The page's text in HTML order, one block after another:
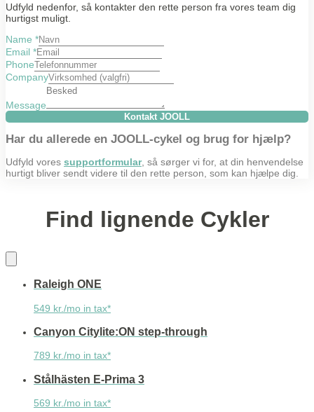
Udfyld nedenfor, så kontakter den rette person fra vores team dig
hurtigst muligt.
Name *
Email *
Phone
Company
Message
Kontakt JOOLL
Har du allerede en JOOLL-cykel og brug for hjælp?
Udfyld vores supportformular, så sørger vi for, at din henvendelse
hurtigt bliver sendt videre til den rette person, som kan hjælpe dig.
Find lignende Cykler
Raleigh ONE
549 kr./mo in tax*
Canyon Citylite:ON step-through
789 kr./mo in tax*
Stålhästen E-Prima 3
569 kr./mo in tax*